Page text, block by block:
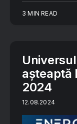
3 MIN READ
așteaptă
2024
12.08.2024